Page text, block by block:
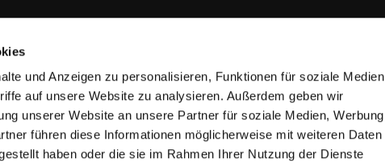
und Anzeigen zu personalisieren, Funktionen für soziale Medien
auf unsere Website zu analysieren. Außerdem geben wir
unserer Website an unsere Partner für soziale Medien, Werbung
führen diese Informationen möglicherweise mit weiteren Daten
haben oder die sie im Rahmen Ihrer Nutzung der Dienste